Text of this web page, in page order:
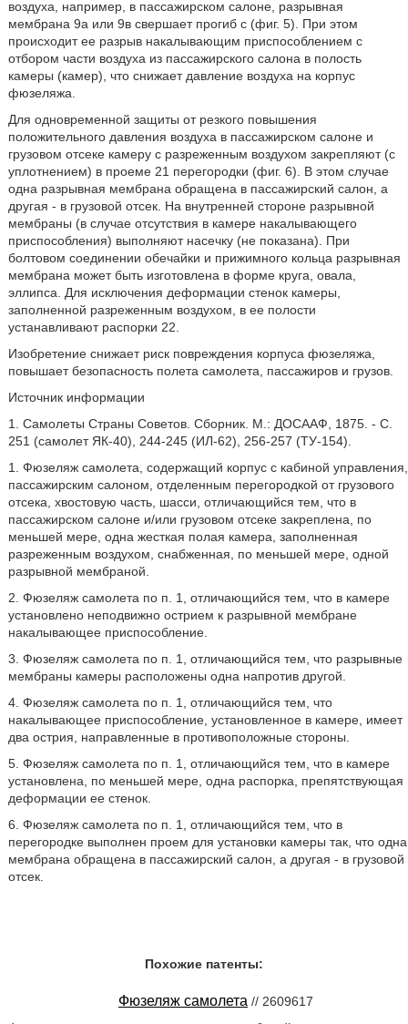
воздуха, например, в пассажирском салоне, разрывная
мембрана 9а или 9в свершает прогиб с (фиг. 5). При этом
происходит ее разрыв накалывающим приспособлением с
отбором части воздуха из пассажирского салона в полость
камеры (камер), что снижает давление воздуха на корпус
фюзеляжа.
Для одновременной защиты от резкого повышения
положительного давления воздуха в пассажирском салоне и
грузовом отсеке камеру с разреженным воздухом закрепляют (с
уплотнением) в проеме 21 перегородки (фиг. 6). В этом случае
одна разрывная мембрана обращена в пассажирский салон, а
другая - в грузовой отсек. На внутренней стороне разрывной
мембраны (в случае отсутствия в камере накалывающего
приспособления) выполняют насечку (не показана). При
болтовом соединении обечайки и прижимного кольца разрывная
мембрана может быть изготовлена в форме круга, овала,
эллипса. Для исключения деформации стенок камеры,
заполненной разреженным воздухом, в ее полости
устанавливают распорки 22.
Изобретение снижает риск повреждения корпуса фюзеляжа,
повышает безопасность полета самолета, пассажиров и грузов.
Источник информации
1. Самолеты Страны Советов. Сборник. М.: ДОСААФ, 1875. - С.
251 (самолет ЯК-40), 244-245 (ИЛ-62), 256-257 (ТУ-154).
1. Фюзеляж самолета, содержащий корпус с кабиной управления,
пассажирским салоном, отделенным перегородкой от грузового
отсека, хвостовую часть, шасси, отличающийся тем, что в
пассажирском салоне и/или грузовом отсеке закреплена, по
меньшей мере, одна жесткая полая камера, заполненная
разреженным воздухом, снабженная, по меньшей мере, одной
разрывной мембраной.
2. Фюзеляж самолета по п. 1, отличающийся тем, что в камере
установлено неподвижно острием к разрывной мембране
накалывающее приспособление.
3. Фюзеляж самолета по п. 1, отличающийся тем, что разрывные
мембраны камеры расположены одна напротив другой.
4. Фюзеляж самолета по п. 1, отличающийся тем, что
накалывающее приспособление, установленное в камере, имеет
два острия, направленные в противоположные стороны.
5. Фюзеляж самолета по п. 1, отличающийся тем, что в камере
установлена, по меньшей мере, одна распорка, препятствующая
деформации ее стенок.
6. Фюзеляж самолета по п. 1, отличающийся тем, что в
перегородке выполнен проем для установки камеры так, что одна
мембрана обращена в пассажирский салон, а другая - в грузовой
отсек.
Похожие патенты:
Фюзеляж самолета // 2609617